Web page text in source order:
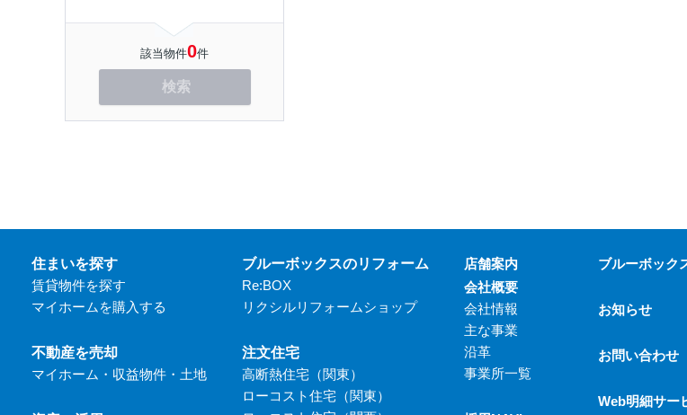
該当物件0件
検索
住まいを探す
賃貸物件を探す
マイホームを購入する
不動産を売却
マイホーム・収益物件・土地
ブルーボックスのリフォーム
Re:BOX
リクシルリフォームショップ
注文住宅
高断熱住宅（関東）
ローコスト住宅（関東）
店舗案内
会社概要
会社情報
主な事業
沿革
事業所一覧
ブルーボック
お知らせ
お問い合わせ
Web明細サー